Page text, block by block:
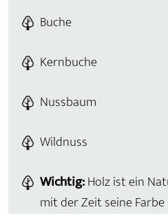
Buche
Kernbuche
Nussbaum
Wildnuss
Wichtig:Holz ist ein
mit der Zeit seine Farbe